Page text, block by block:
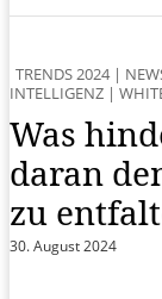
TRENDS 2024|
INTELLIGENZ |
Was
daran
zu
30. August 2024